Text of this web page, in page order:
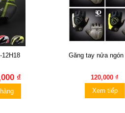
12H18
₫
Găng tay nửa ngón
120,000 ₫
Xem tiếp